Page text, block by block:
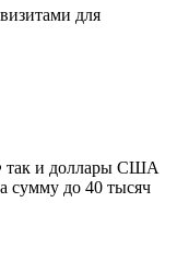
для
так и доллары США
сумму до 40 тысяч